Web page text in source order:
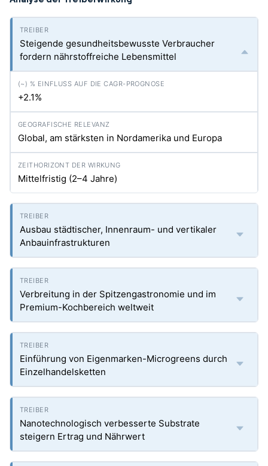
Steigende gesundheitsbewusste Verbraucher
fordern nährstoffreiche Lebensmittel
+2.1%
Global, am stärksten in Nordamerika und Europa
Mittelfristig (2–4 Jahre)
Ausbau städtischer, Innenraum- und vertikaler
Anbauinfrastrukturen
Verbreitung in der Spitzengastronomie und im
Premium-Kochbereich weltweit
Einführung von Eigenmarken-Microgreens durch
Einzelhandelsketten
Nanotechnologisch verbesserte Substrate
steigern Ertrag und Nährwert